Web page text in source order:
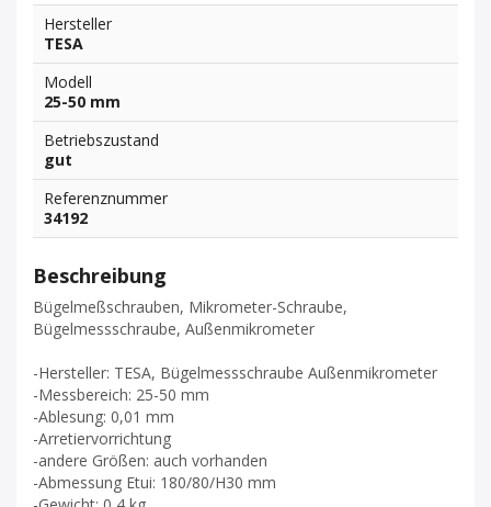
Hersteller
TESA
Modell
25-50 mm
Betriebszustand
gut
Referenznummer
34192
Beschreibung
Bügelmeßschrauben, Mikrometer-Schraube,
Bügelmessschraube, Außenmikrometer
-Hersteller: TESA, Bügelmessschraube Außenmikrometer
-Messbereich: 25-50 mm
-Ablesung: 0,01 mm
-Arretiervorrichtung
-andere Größen: auch vorhanden
-Abmessung Etui: 180/80/H30 mm